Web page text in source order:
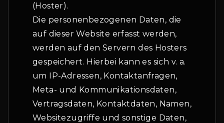
(Hoster).
Die personenbezogenen Daten, die
auf dieser Website erfasst werden,
werden auf den Servern des Hosters
gespeichert. Hierbei kann es sich v. a.
um IP-Adressen, Kontaktanfragen,
Meta- und Kommunikationsdaten,
Vertragsdaten, Kontaktdaten, Namen,
Websitezugriffe und sonstige Daten,